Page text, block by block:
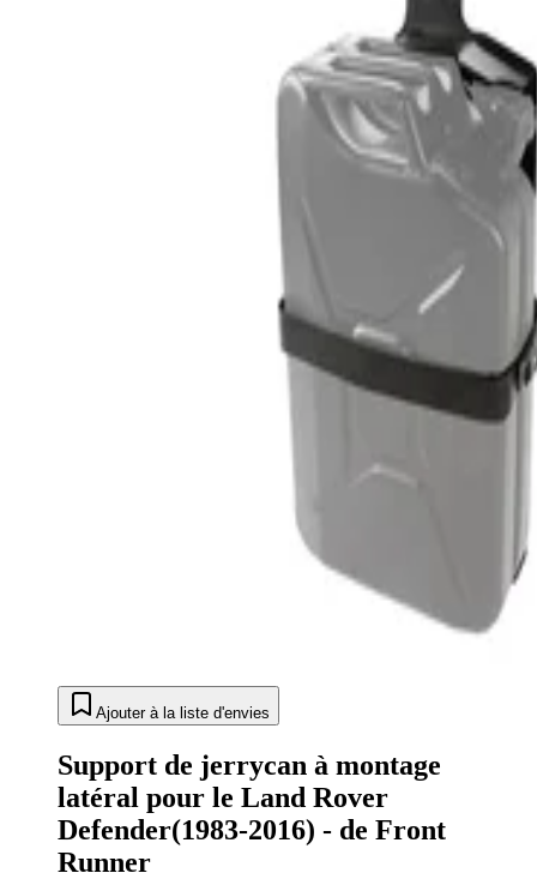
Ajouter à la liste d'envies
Support de jerrycan à montage
latéral pour le Land Rover
Defender(1983-2016) - de Front
Runner